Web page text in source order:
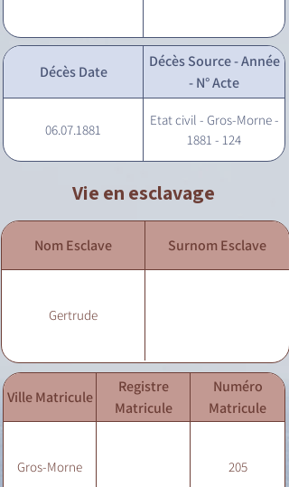
Décès Date
Décès Source - Année
- N° Acte
06.07.1881
Etat civil - Gros-Morne -
1881 - 124
Vie en esclavage
Nom Esclave Surnom Esclave
Gertrude
Ville Matricule
Registre
Matricule
Numéro
Matricule
Gros-Morne 205